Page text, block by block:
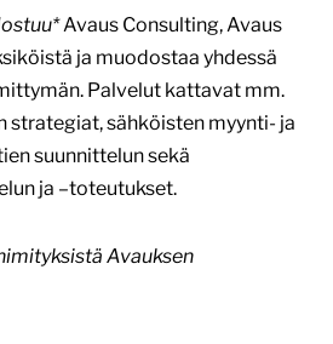
Avaus Consulting, Avaus
ja muodostaa yhdessä
Palvelut kattavat mm.
strategiat, sähköisten myynti- ja
suunnittelun sekä
ja –toteutukset.
Avauksen